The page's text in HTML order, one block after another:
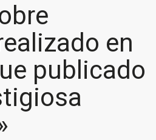
en
publicado